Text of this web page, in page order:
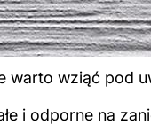
warto wziąć pod
i odporne na